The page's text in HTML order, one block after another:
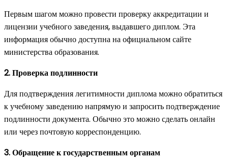
Первым шагом можно провести проверку аккредитации и
лицензии учебного заведения, выдавшего диплом. Эта
информация обычно доступна на официальном сайте
министерства образования.
2. Проверка подлинности
Для подтверждения легитимности диплома можно обратиться
к учебному заведению напрямую и запросить подтверждение
подлинности документа. Обычно это можно сделать онлайн
или через почтовую корреспонденцию.
3. Обращение к государственным органам